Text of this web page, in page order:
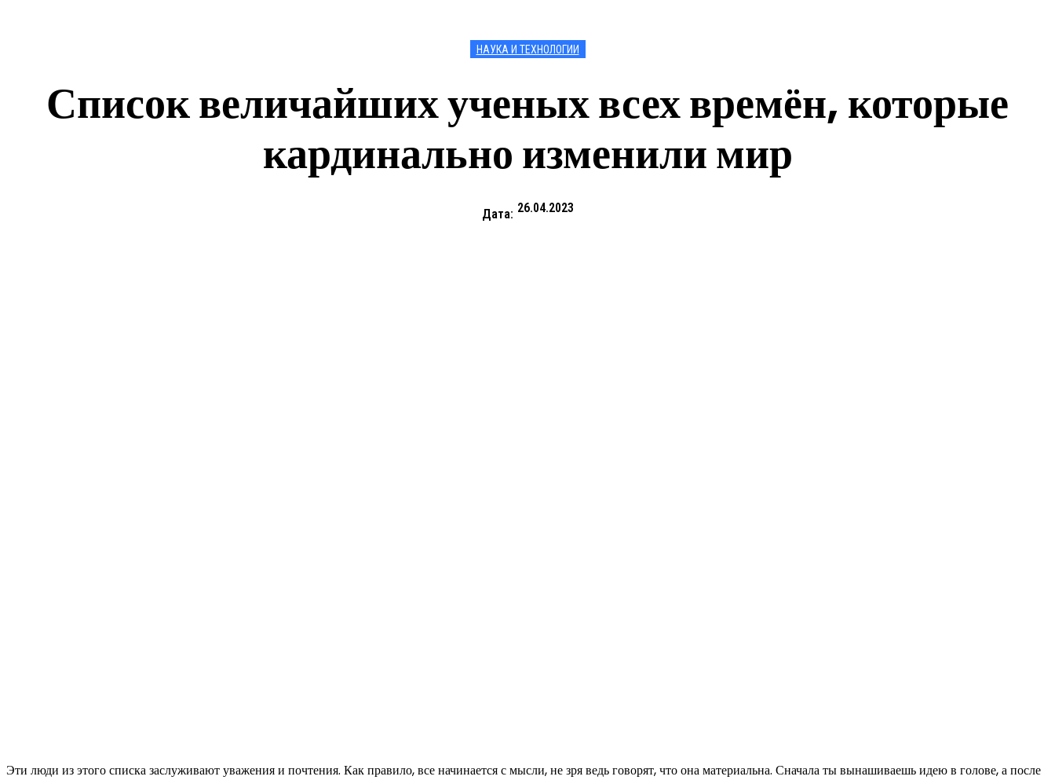
НАУКА И ТЕХНОЛОГИИ
Список величайших ученых всех времён, которые
кардинально изменили мир
Дата: 26.04.2023
Эти люди из этого списка заслуживают уважения и почтения. Как правило, все начинается с мысли, не зря ведь говорят, что она материальна. Сначала ты вынашиваешь идею в голове, а после